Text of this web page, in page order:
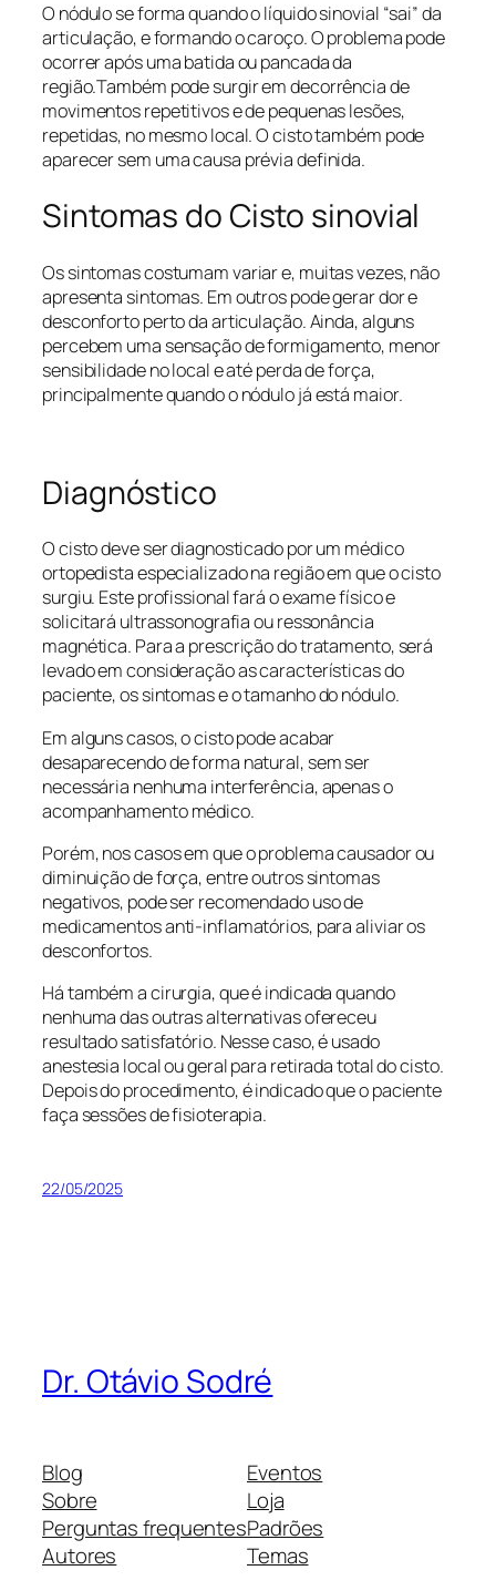
O nódulo se forma quando o líquido sinovial “sai” da
articulação, e formando o caroço. O problema pode
ocorrer após uma batida ou pancada da
região.Também pode surgir em decorrência de
movimentos repetitivos e de pequenas lesões,
repetidas, no mesmo local. O cisto também pode
aparecer sem uma causa prévia definida.
Sintomas do Cisto sinovial
Os sintomas costumam variar e, muitas vezes, não
apresenta sintomas. Em outros pode gerar dor e
desconforto perto da articulação. Ainda, alguns
percebem uma sensação de formigamento, menor
sensibilidade no local e até perda de força,
principalmente quando o nódulo já está maior.
Diagnóstico
O cisto deve ser diagnosticado por um médico
ortopedista especializado na região em que o cisto
surgiu. Este profissional fará o exame físico e
solicitará ultrassonografia ou ressonância
magnética. Para a prescrição do tratamento, será
levado em consideração as características do
paciente, os sintomas e o tamanho do nódulo.
Em alguns casos, o cisto pode acabar
desaparecendo de forma natural, sem ser
necessária nenhuma interferência, apenas o
acompanhamento médico.
Porém, nos casos em que o problema causador ou
diminuição de força, entre outros sintomas
negativos, pode ser recomendado uso de
medicamentos anti-inflamatórios, para aliviar os
desconfortos.
Há também a cirurgia, que é indicada quando
nenhuma das outras alternativas ofereceu
resultado satisfatório. Nesse caso, é usado
anestesia local ou geral para retirada total do cisto.
Depois do procedimento, é indicado que o paciente
faça sessões de fisioterapia.
22/05/2025
Dr. Otávio Sodré
Blog
Sobre
Perguntas frequentes
Autores
Eventos
Loja
Padrões
Temas